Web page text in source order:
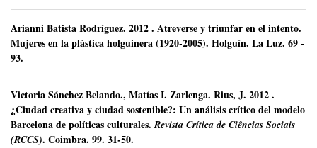
Arianni Batista Rodríguez. 2012. Atreverse y triunfar en el intento.
Mujeres en la plástica holguinera (1920-2005). Holguín. La Luz. 69 -
93.
Victoria Sánchez Belando., Matías I. Zarlenga. Rius, J. 2012.
¿Ciudad creativa y ciudad sostenible?: Un análisis crítico del modelo
Barcelona de políticas culturales. Revista Crítica de Ciências Sociais
(RCCS). Coimbra. 99. 31-50.